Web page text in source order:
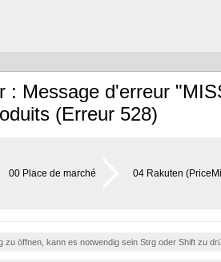
: Message d'erreur
(Erreur 528)
00 Place de marché 04 Rakuten
zu öffnen, kann es notwendig sein Strg oder Shift zu